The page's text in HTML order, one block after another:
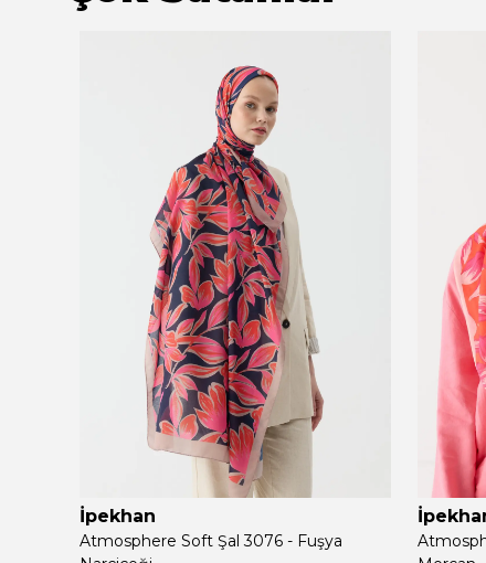
İpekhan
Atmosphere Soft Şal 3076 - Fuşya